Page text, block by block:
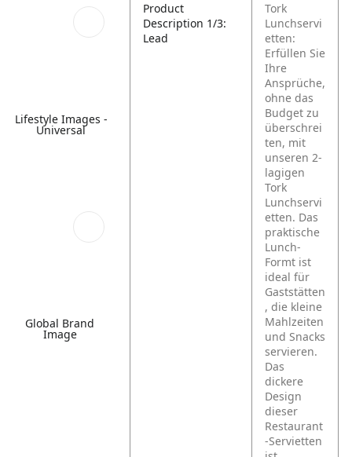
Lifestyle Images -
Universal
Global Brand
Image
Product
Description 1/3:
Lead
Tork
Lunchservi
etten:
Erfüllen Sie
Ihre
Ansprüche,
ohne das
Budget zu
überschrei
ten, mit
unseren 2-
lagigen
Tork
Lunchservi
etten. Das
praktische
Lunch-
Formt ist
ideal für
Gaststätten
, die kleine
Mahlzeiten
und Snacks
servieren.
Das
dickere
Design
dieser
Restaurant
-Servietten